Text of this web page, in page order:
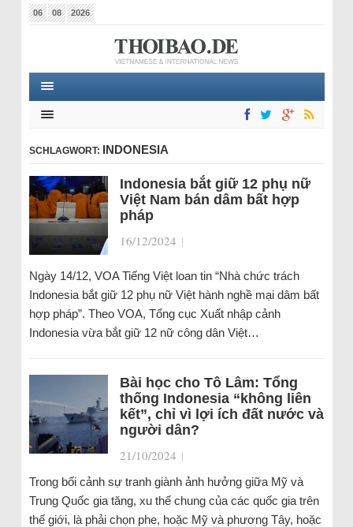
06 08 2026
SCHLAGWORT: INDONESIA
Indonesia bắt giữ 12 phụ nữ
Việt Nam bán dâm bất hợp
pháp
16/12/2024 |
Ngày 14/12, VOA Tiếng Việt loan tin “Nhà chức trách
Indonesia bắt giữ 12 phụ nữ Việt hành nghề mại dâm bất
hợp pháp”. Theo VOA, Tổng cục Xuất nhập cảnh
Indonesia vừa bắt giữ 12 nữ công dân Việt…
Bài học cho Tô Lâm: Tổng
thống Indonesia “không liên
kết”, chỉ vì lợi ích đất nước và
người dân?
21/10/2024 |
Trong bối cảnh sự tranh giành ảnh hưởng giữa Mỹ và
Trung Quốc gia tăng, xu thế chung của các quốc gia trên
thế giới, là phải chọn phe, hoặc Mỹ và phương Tây, hoặc